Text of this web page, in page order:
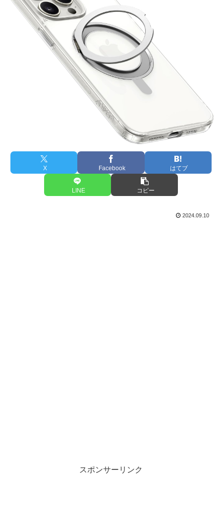
X Facebook はてブ
LINE コピー
2024.09.10
スポンサーリンク